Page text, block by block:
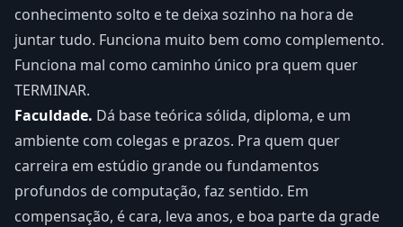
conhecimento solto e te deixa sozinho na hora de
juntar tudo. Funciona muito bem como complemento.
Funciona mal como caminho único pra quem quer
TERMINAR.
Faculdade. Dá base teórica sólida, diploma, e um
ambiente com colegas e prazos. Pra quem quer
carreira em estúdio grande ou fundamentos
profundos de computação, faz sentido. Em
compensação, é cara, leva anos, e boa parte da grade